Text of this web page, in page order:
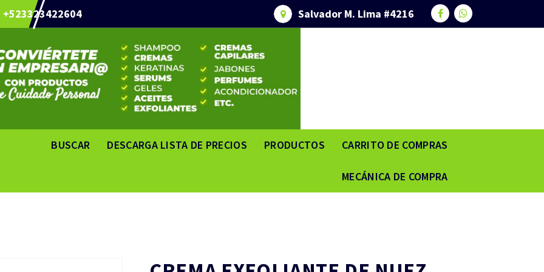
+523323422604 Salvador M. Lima #4216
BUSCAR DESCARGA LISTA DE PRECIOS PRODUCTOS CARRITO DE COMPRAS
MECÁNICA DE COMPRA